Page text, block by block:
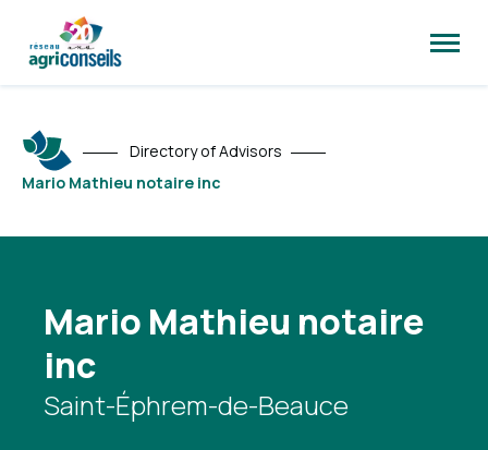
site
Directory of Advisors
Mario Mathieu notaire inc
Mario Mathieu notaire
inc
Saint-Éphrem-de-Beauce